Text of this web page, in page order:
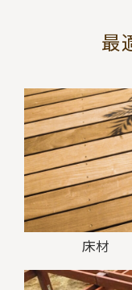
最
床材